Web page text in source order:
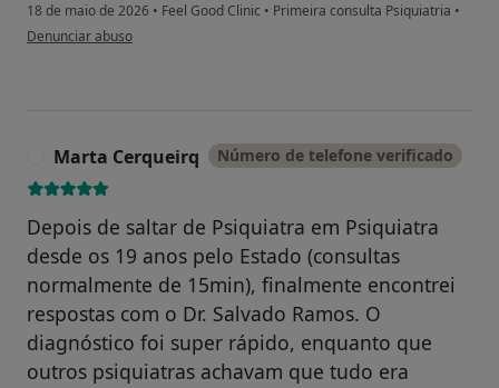
18 de maio de 2026 • Feel Good Clinic • Primeira consulta Psiquiatria •
na opinião do utilizador Lurdes Garcia
Denunciar abuso
Marta Cerqueirq Número de telefone verificado
Depois de saltar de Psiquiatra em Psiquiatra
desde os 19 anos pelo Estado (consultas
normalmente de 15min), finalmente encontrei
respostas com o Dr. Salvado Ramos. O
diagnóstico foi super rápido, enquanto que
outros psiquiatras achavam que tudo era